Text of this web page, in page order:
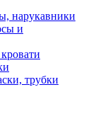
нарукавники
и
трубки